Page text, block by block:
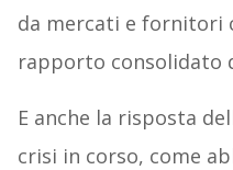
da mercati e fornitori
rapporto consolidato
E anche la risposta
crisi in corso, come